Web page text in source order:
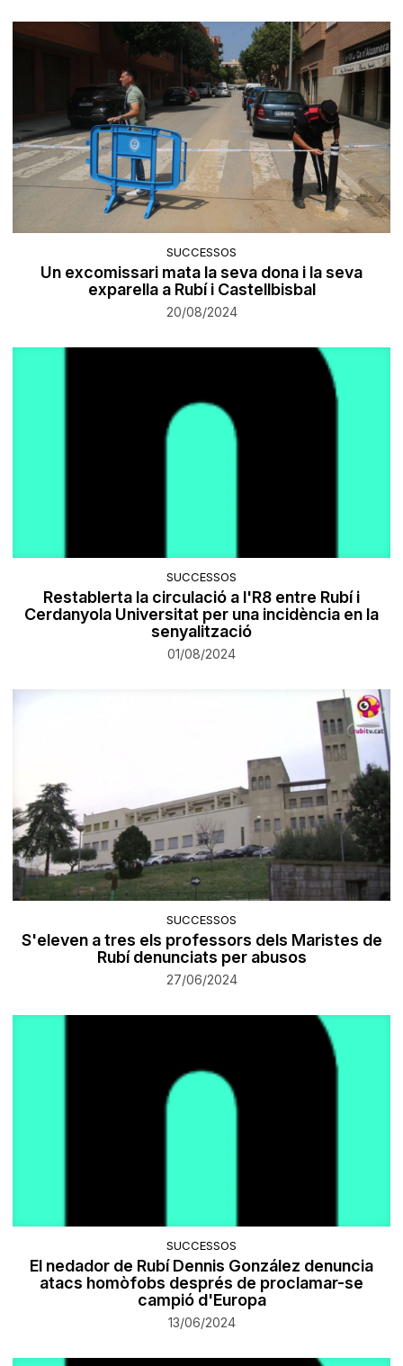
SUCCESSOS
Un excomissari mata la seva dona i la seva
exparella a Rubí i Castellbisbal
20/08/2024
SUCCESSOS
Restablerta la circulació a l'R8 entre Rubí i
Cerdanyola Universitat per una incidència en la
senyalització
01/08/2024
SUCCESSOS
S'eleven a tres els professors dels Maristes de
Rubí denunciats per abusos
27/06/2024
SUCCESSOS
El nedador de Rubí Dennis González denuncia
atacs homòfobs després de proclamar-se
campió d'Europa
13/06/2024